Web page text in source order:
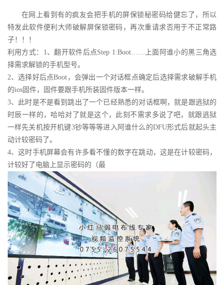
在网上看到有的疯友会把手机的屏保锁秘密码给健忘了，所以
特发此软件便利大师破解屏保锁密码，再次重请求否用于不正常路
子！！！
利用方式：1、翻开软件后点Step 1:Boot……上面阿谁小的黑三角选
择需求解锁的手机型号。
2、选择好后点Boot，会弹出一个对话框点确定后选择需求破解手机
的ios固件，固件要跟手机所装固件版本一样。
3、此时是不是看到跳出了一个已经熟悉的对话框啊，就是跟逃狱的
时辰一样的，哈哈对了就是这个，此刻不需求多说了吧，就跟逃狱
一样先关机按开机键3钞等等等进入阿谁什么的DFU形式后就起头主
动计较密码了。
4、这时手机屏幕会有许多看不懂的数字在跳动，这是在计较密码，
计较好了电脑上显示密码的（最